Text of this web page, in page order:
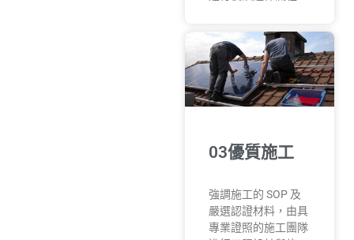
03優質施工
強調施工的 SOP 及
嚴選認證材料，由具
專業證照的施工團隊